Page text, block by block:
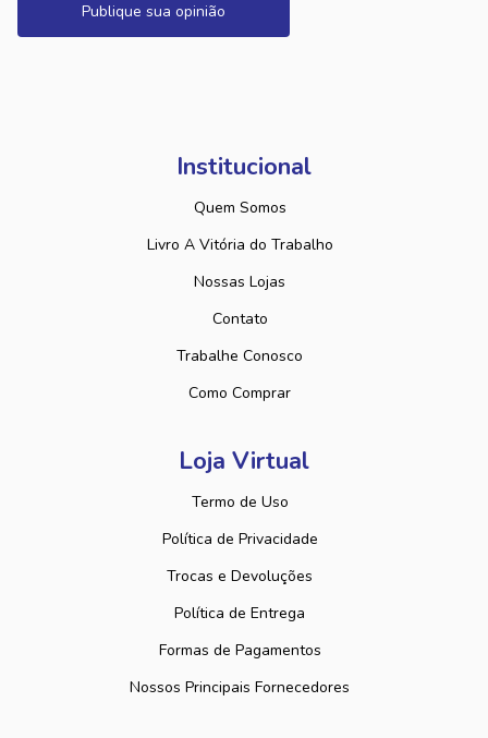
Publique sua opinião
Institucional
Quem Somos
Livro A Vitória do Trabalho
Nossas Lojas
Contato
Trabalhe Conosco
Como Comprar
Loja Virtual
Termo de Uso
Política de Privacidade
Trocas e Devoluções
Política de Entrega
Formas de Pagamentos
Nossos Principais Fornecedores